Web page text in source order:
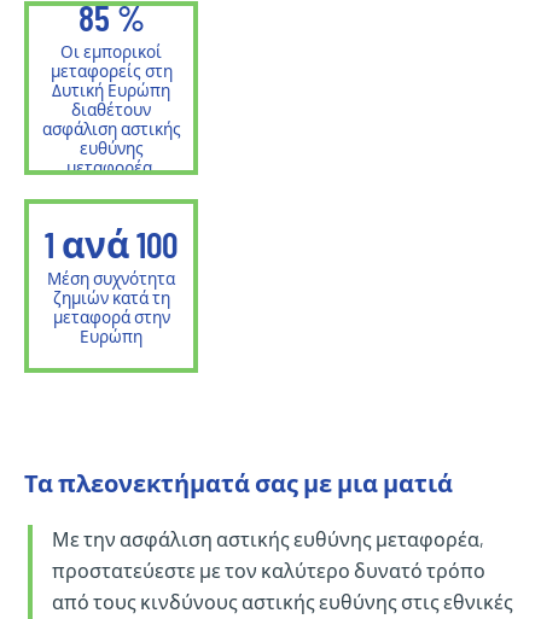
85 %
Οι εμπορικοί
μεταφορείς στη
Δυτική Ευρώπη
διαθέτουν
ασφάλιση αστικής
ευθύνης
μεταφορέα.
1 ανά 100
Μέση συχνότητα
ζημιών κατά τη
μεταφορά στην
Ευρώπη
Τα πλεονεκτήματά σας με μια ματιά
Με την ασφάλιση αστικής ευθύνης μεταφορέα,
προστατεύεστε με τον καλύτερο δυνατό τρόπο
από τους κινδύνους αστικής ευθύνης στις εθνικές